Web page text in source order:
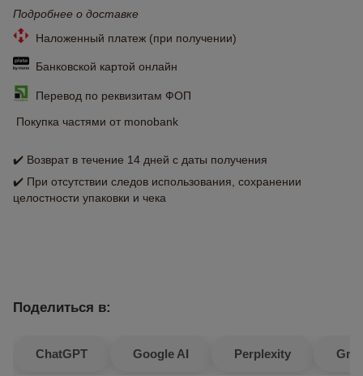
Подробнее о доставке
Наложенный платеж (при получении)
Банковской картой онлайн
Перевод по реквизитам ФОП
Покупка частями от monobank
✔️ Возврат в течение 14 дней с даты получения
✔️ При отсутствии следов использования, сохранении
целостности упаковки и чека
Поделиться в:
ChatGPT Google AI Perplexity